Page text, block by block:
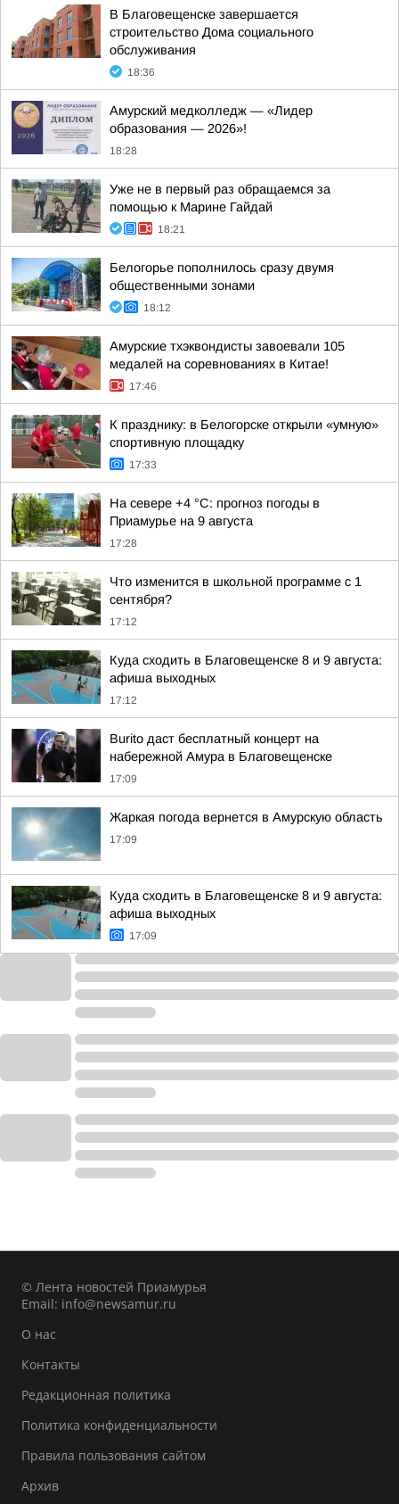
В Благовещенске завершается
строительство Дома социального
обслуживания
18:36
Амурский медколледж — «Лидер
образования — 2026»!
18:28
Уже не в первый раз обращаемся за
помощью к Марине Гайдай
18:21
Белогорье пополнилось сразу двумя
общественными зонами
18:12
Амурские тхэквондисты завоевали 105
медалей на соревнованиях в Китае!
17:46
К празднику: в Белогорске открыли «умную»
спортивную площадку
17:33
На севере +4 °С: прогноз погоды в
Приамурье на 9 августа
17:28
Что изменится в школьной программе с 1
сентября?
17:12
Куда сходить в Благовещенске 8 и 9 августа:
афиша выходных
17:12
Burito даст бесплатный концерт на
набережной Амура в Благовещенске
17:09
Жаркая погода вернется в Амурскую область
17:09
Куда сходить в Благовещенске 8 и 9 августа:
афиша выходных
17:09
© Лента новостей Приамурья
Email: info@newsamur.ru
О нас
Контакты
Редакционная политика
Политика конфиденциальности
Правила пользования сайтом
Архив